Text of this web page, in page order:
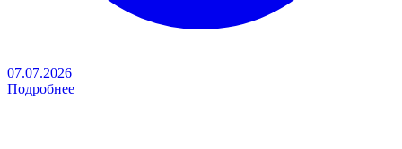
07.07.2026
Подробнее